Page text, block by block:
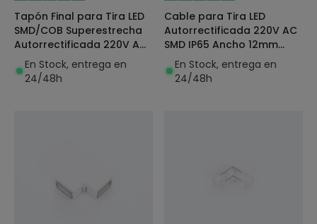
Tapón Final para Tira LED
SMD/COB Superestrecha
Autorrectificada 220V AC
IP65 Ancho 6,5 mm
En Stock, entrega en
24/48h
Cable para Tira LED
Autorrectificada 220V AC
SMD IP65 Ancho 12mm
Monocolor
En Stock, entrega en
24/48h